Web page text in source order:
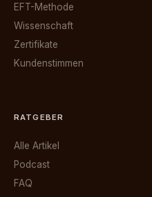
EFT-Methode
Wissenschaft
Zertifikate
Kundenstimmen
RATGEBER
Alle Artikel
Podcast
FAQ